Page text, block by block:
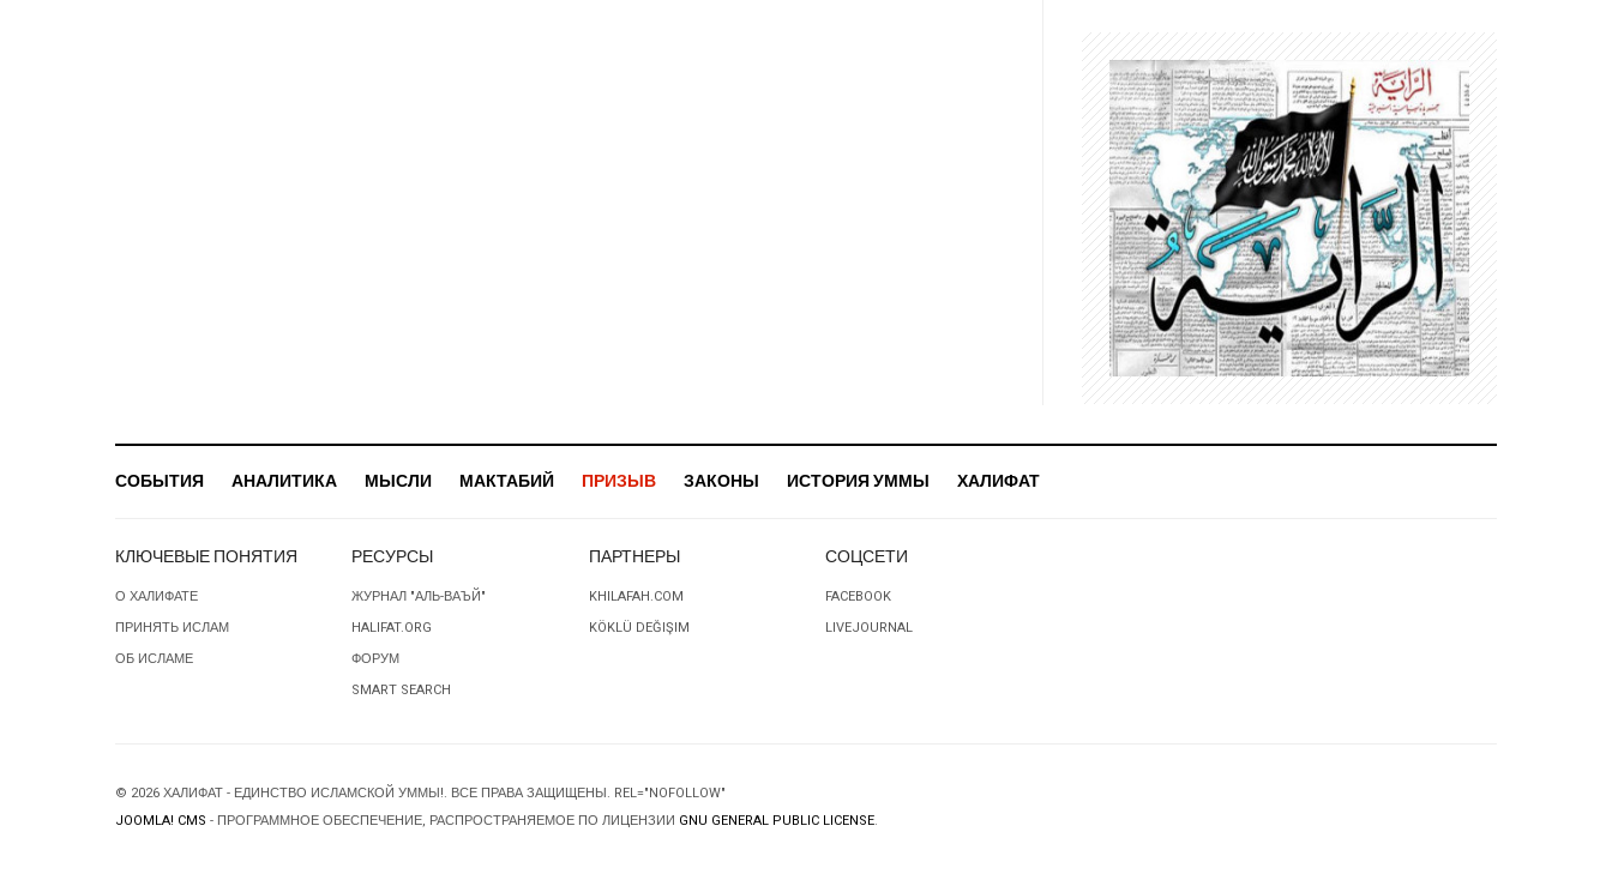
СОБЫТИЯ АНАЛИТИКА МЫСЛИ МАКТАБИЙ ПРИЗЫВ ЗАКОНЫ ИСТОРИЯ УММЫ ХАЛИФАТ
КЛЮЧЕВЫЕ ПОНЯТИЯ
О ХАЛИФАТЕ
ПРИНЯТЬ ИСЛАМ
ОБ ИСЛАМЕ
РЕСУРСЫ
ЖУРНАЛ "АЛЬ-ВАЪЙ"
HALIFAT.ORG
ФОРУМ
SMART SEARCH
ПАРТНЕРЫ
KHILAFAH.COM
KÖKLÜ DEĞIŞIM
СОЦСЕТИ
FACEBOOK
LIVEJOURNAL
© 2026 ХАЛИФАТ - ЕДИНСТВО ИСЛАМСКОЙ УММЫ!. ВСЕ ПРАВА ЗАЩИЩЕНЫ. REL="NOFOLLOW"
JOOMLA! CMS - ПРОГРАММНОЕ ОБЕСПЕЧЕНИЕ, РАСПРОСТРАНЯЕМОЕ ПО ЛИЦЕНЗИИ GNU GENERAL PUBLIC LICENSE.